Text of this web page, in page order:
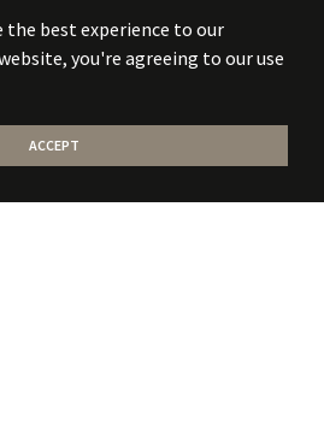
the best experience to our
you're agreeing to our use
ACCEPT